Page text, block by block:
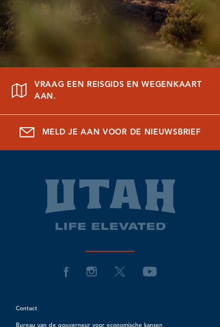
VRAAG EEN REISGIDS EN WEGENKAART
AAN.
MELD JE AAN VOOR DE NIEUWSBRIEF
Contact
Bureau van de gouverneur voor economische kansen